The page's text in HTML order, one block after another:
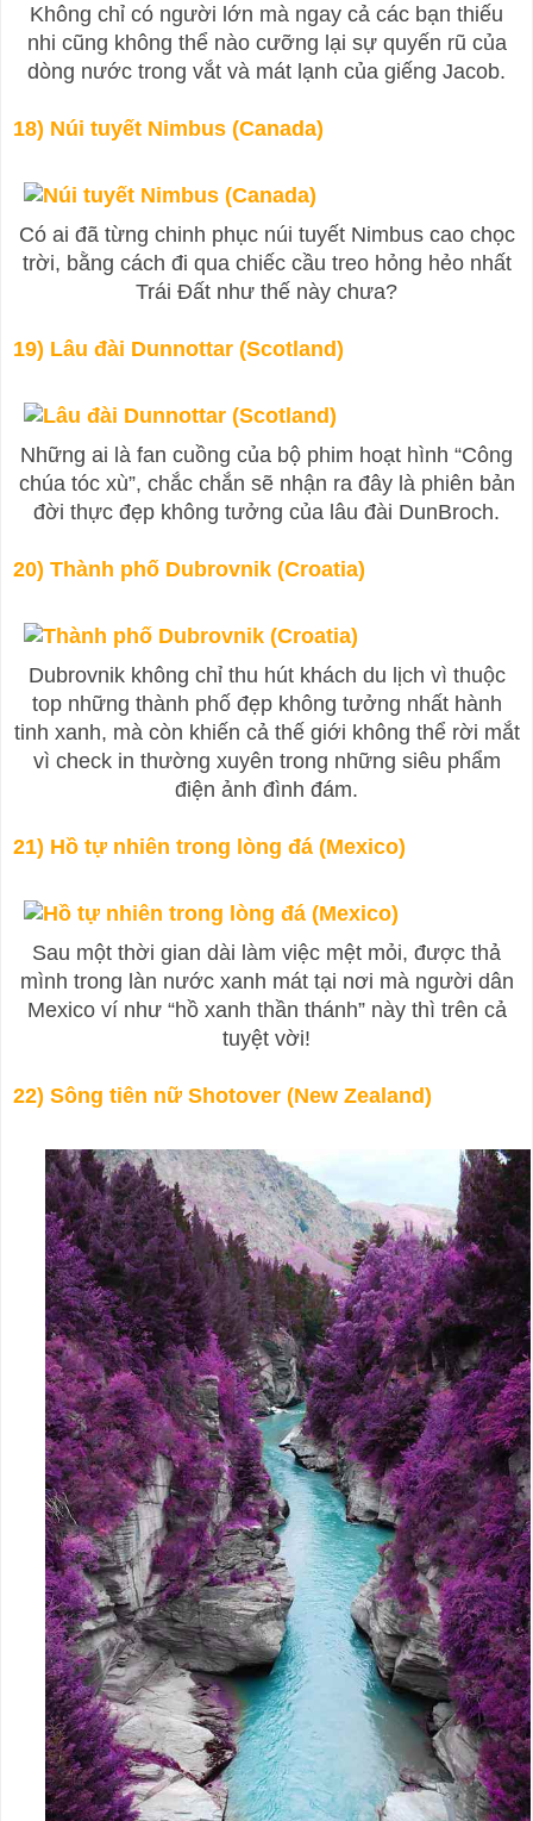
Không chỉ có người lớn mà ngay cả các bạn thiếu
nhi cũng không thể nào cưỡng lại sự quyến rũ của
dòng nước trong vắt và mát lạnh của giếng Jacob.
18) Núi tuyết Nimbus (Canada)
Có ai đã từng chinh phục núi tuyết Nimbus cao chọc
trời, bằng cách đi qua chiếc cầu treo hỏng hẻo nhất
Trái Đất như thế này chưa?
19) Lâu đài Dunnottar (Scotland)
Những ai là fan cuồng của bộ phim hoạt hình “Công
chúa tóc xù”, chắc chắn sẽ nhận ra đây là phiên bản
đời thực đẹp không tưởng của lâu đài DunBroch.
20) Thành phố Dubrovnik (Croatia)
Dubrovnik không chỉ thu hút khách du lịch vì thuộc
top những thành phố đẹp không tưởng nhất hành
tinh xanh, mà còn khiến cả thế giới không thể rời mắt
vì check in thường xuyên trong những siêu phẩm
điện ảnh đình đám.
21) Hồ tự nhiên trong lòng đá (Mexico)
Sau một thời gian dài làm việc mệt mỏi, được thả
mình trong làn nước xanh mát tại nơi mà người dân
Mexico ví như “hồ xanh thần thánh” này thì trên cả
tuyệt vời!
22) Sông tiên nữ Shotover (New Zealand)